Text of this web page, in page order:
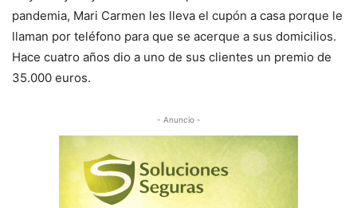
pandemia, Mari Carmen les lleva el cupón a casa porque le
llaman por teléfono para que se acerque a sus domicilios.
Hace cuatro años dio a uno de sus clientes un premio de
35.000 euros.
- Anuncio -